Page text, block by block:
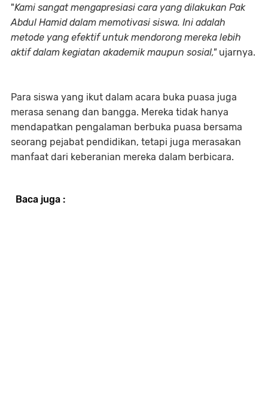
"Kami sangat mengapresiasi cara yang dilakukan Pak
Abdul Hamid dalam memotivasi siswa. Ini adalah
metode yang efektif untuk mendorong mereka lebih
aktif dalam kegiatan akademik maupun sosial,"ujarnya.
Para siswa yang ikut dalam acara buka puasa juga
merasa senang dan bangga. Mereka tidak hanya
mendapatkan pengalaman berbuka puasa bersama
seorang pejabat pendidikan, tetapi juga merasakan
manfaat dari keberanian mereka dalam berbicara.
Baca juga :